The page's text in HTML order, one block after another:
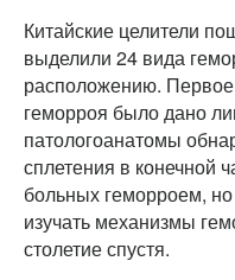
Китайские целители
выделили 24 вида
расположению.
геморроя было дано
патологоанатомы
сплетения в конечной
больных геморроем,
изучать механизмы
столетие спустя.